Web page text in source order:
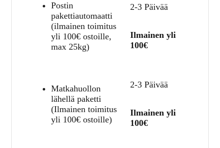
Postin
pakettiautomaatti
(ilmainen toimitus
yli 100€ ostoille,
max 25kg)
2-3 Päivää
Ilmainen yli
100€
Matkahuollon
lähellä paketti
(Ilmainen toimitus
yli 100€ ostoille)
2-3 Päivää
Ilmainen yli
100€